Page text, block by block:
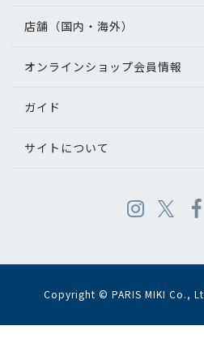
店舗（国内・海外）
オンラインショップ会員情報
ガイド
サイトについて
Copyright © PARIS MIKI Co.,